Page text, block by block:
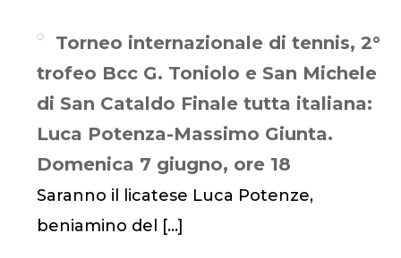
Torneo internazionale di tennis, 2°
trofeo Bcc G. Toniolo e San Michele
di San Cataldo Finale tutta italiana:
Luca Potenza-Massimo Giunta.
Domenica 7 giugno, ore 18
Saranno il licatese Luca Potenze,
beniamino del
[…]